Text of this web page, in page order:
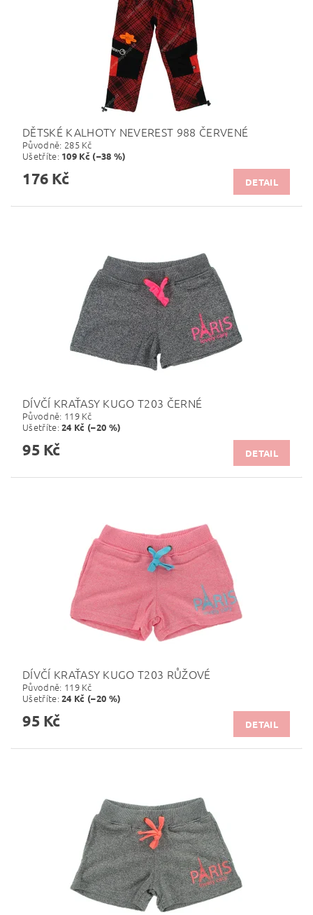
DĚTSKÉ KALHOTY NEVEREST 988 ČERVENÉ
Původně: 285 Kč
Ušetříte: 109 Kč (–38 %)
176 Kč DETAIL
DÍVČÍ KRAŤASY KUGO T203 ČERNÉ
Původně: 119 Kč
Ušetříte:24 Kč (–20 %)
95 Kč DETAIL
DÍVČÍ KRAŤASY KUGO T203 RŮŽOVÉ
Původně: 119 Kč
Ušetříte:24 Kč (–20 %)
95 Kč DETAIL